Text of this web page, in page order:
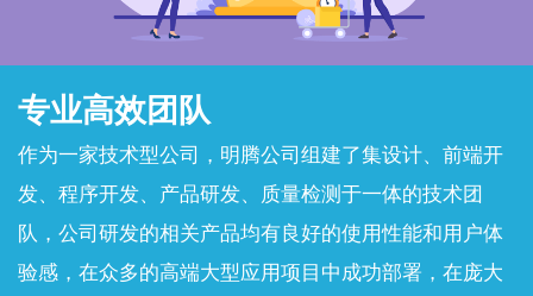
专业高效团队
作为一家技术型公司，明腾公司组建了集设计、前端开
发、程序开发、产品研发、质量检测于一体的技术团
队，公司研发的相关产品均有良好的使用性能和用户体
验感，在众多的高端大型应用项目中成功部署，在庞大